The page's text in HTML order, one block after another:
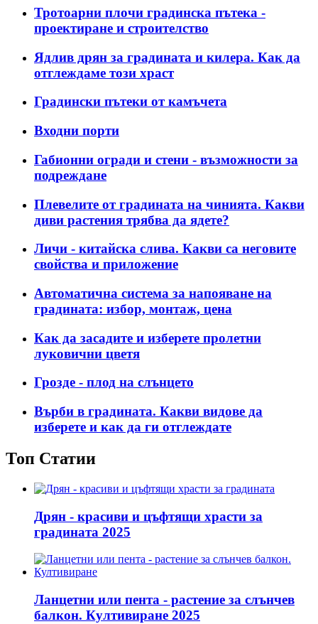
Тротоарни плочи градинска пътека -
проектиране и строителство
Ядлив дрян за градината и килера. Как да
отглеждаме този храст
Градински пътеки от камъчета
Входни порти
Габионни огради и стени - възможности за
подреждане
Плевелите от градината на чинията. Какви
диви растения трябва да ядете?
Личи - китайска слива. Какви са неговите
свойства и приложение
Автоматична система за напояване на
градината: избор, монтаж, цена
Как да засадите и изберете пролетни
луковични цветя
Грозде - плод на слънцето
Върби в градината. Какви видове да
изберете и как да ги отглеждате
Топ Статии
Дрян - красиви и цъфтящи храсти за
градината 2025
Ланцетни или пента - растение за слънчев
балкон. Култивиране 2025